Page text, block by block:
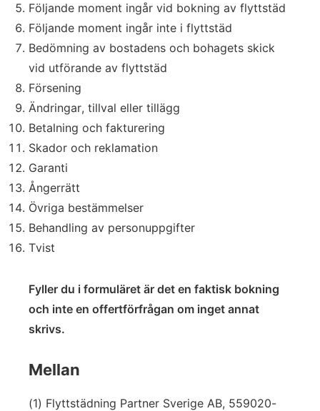
Följande moment ingår vid bokning av flyttstäd
Följande moment ingår inte i flyttstäd
Bedömning av bostadens och bohagets skick
vid utförande av flyttstäd
Försening
Ändringar, tillval eller tillägg
Betalning och fakturering
Skador och reklamation
Garanti
Ångerrätt
Övriga bestämmelser
Behandling av personuppgifter
Tvist
Fyller du i formuläret är det en faktisk bokning
och inte en offertförfrågan om inget annat
skrivs.
Mellan
(1) Flyttstädning Partner Sverige AB, 559020-